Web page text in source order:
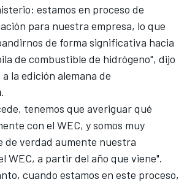
estamos en proceso de
para nuestra empresa, lo que
de forma significativa hacia
de combustible de hidrógeno", dijo
a la edición alemana de
.
tenemos que averiguar qué
con el WEC, y somos muy
de verdad aumente nuestra
WEC, a partir del año que viene".
cuando estamos en este proceso,